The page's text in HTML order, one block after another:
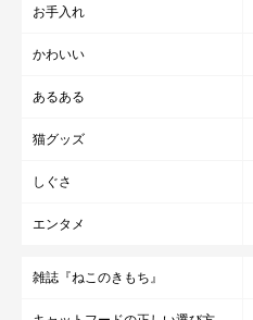
お手入れ
かわいい
あるある
猫グッズ
しぐさ
エンタメ
雑誌『ねこのきもち』